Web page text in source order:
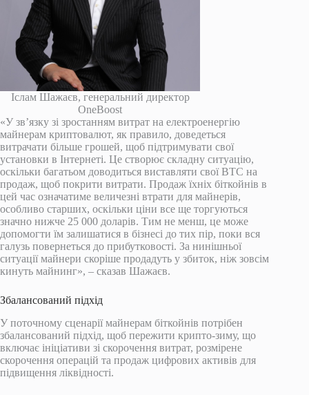
Іслам Шажаєв, генеральний директор
OneBoost
«У зв’язку зі зростанням витрат на електроенергію
майнерам криптовалют, як правило, доведеться
витрачати більше грошей, щоб підтримувати свої
установки в Інтернеті. Це створює складну ситуацію,
оскільки багатьом доводиться виставляти свої BTC на
продаж, щоб покрити витрати. Продаж їхніх біткойнів в
цей час означатиме величезні втрати для майнерів,
особливо старших, оскільки ціни все ще торгуються
значно нижче 25 000 доларів. Тим не менш, це може
допомогти їм залишатися в бізнесі до тих пір, поки вся
галузь повернеться до прибутковості. За нинішньої
ситуації майнери скоріше продадуть у збиток, ніж зовсім
кинуть майнинг», – сказав Шажаєв.
Збалансований підхід
У поточному сценарії майнерам біткойнів потрібен
збалансований підхід, щоб пережити крипто-зиму, що
включає ініціативи зі скорочення витрат, розмірене
скорочення операцій та продаж цифрових активів для
підвищення ліквідності.